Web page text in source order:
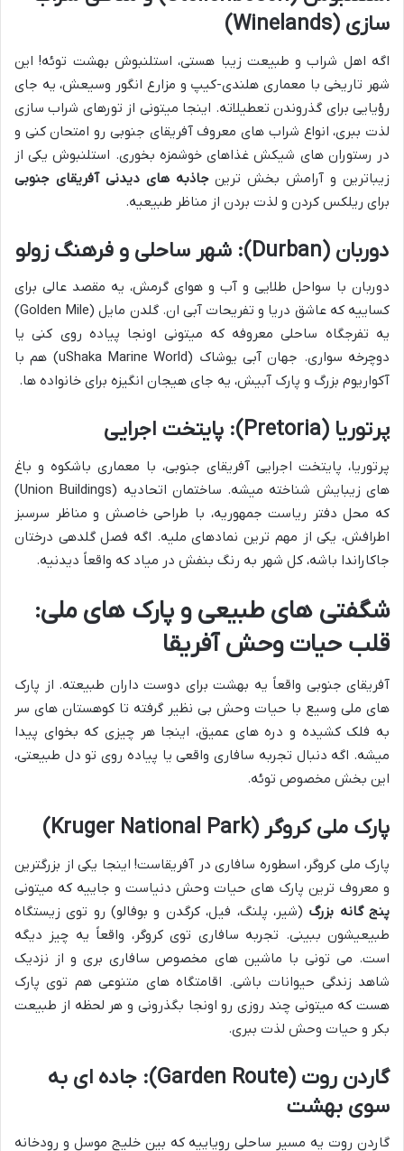
سازی (Winelands)
اگه اهل شراب و طبیعت زیبا هستی، استلنبوش بهشت توئه! این
شهر تاریخی با معماری هلندی-کیپ و مزارع انگور وسیعش، یه جای
رؤیایی برای گذروندن تعطیلاته. اینجا میتونی از تورهای شراب سازی
لذت ببری، انواع شراب های معروف آفریقای جنوبی رو امتحان کنی و
در رستوران های شیکش غذاهای خوشمزه بخوری. استلنبوش یکی از
زیباترین و آرامش بخش ترینجاذبه های دیدنی آفریقای جنوبی
برای ریلکس کردن و لذت بردن از مناظر طبیعیه.
دوربان (Durban): شهر ساحلی و فرهنگ زولو
دوربان با سواحل طلایی و آب و هوای گرمش، یه مقصد عالی برای
کساییه که عاشق دریا و تفریحات آبی ان. گلدن مایل (Golden Mile)
یه تفرجگاه ساحلی معروفه که میتونی اونجا پیاده روی کنی یا
دوچرخه سواری. جهان آبی یوشاک (uShaka Marine World) هم با
آکواریوم بزرگ و پارک آبیش، یه جای هیجان انگیزه برای خانواده ها.
پرتوریا (Pretoria): پایتخت اجرایی
پرتوریا، پایتخت اجرایی آفریقای جنوبی، با معماری باشکوه و باغ
های زیبایش شناخته میشه. ساختمان اتحادیه (Union Buildings)
که محل دفتر ریاست جمهوریه، با طراحی خاصش و مناظر سرسبز
اطرافش، یکی از مهم ترین نمادهای ملیه. اگه فصل گلدهی درختان
جاکاراندا باشه، کل شهر به رنگ بنفش در میاد که واقعاً دیدنیه.
شگفتی های طبیعی و پارک های ملی:
قلب حیات وحش آفریقا
آفریقای جنوبی واقعاً یه بهشت برای دوست داران طبیعته. از پارک
های ملی وسیع با حیات وحش بی نظیر گرفته تا کوهستان های سر
به فلک کشیده و دره های عمیق، اینجا هر چیزی که بخوای پیدا
میشه. اگه دنبال تجربه سافاری واقعی یا پیاده روی تو دل طبیعتی،
این بخش مخصوص توئه.
پارک ملی کروگر (Kruger National Park)
پارک ملی کروگر، اسطوره سافاری در آفریقاست! اینجا یکی از بزرگترین
و معروف ترین پارک های حیات وحش دنیاست و جاییه که میتونی
پنج گانه بزرگ (شیر، پلنگ، فیل، کرگدن و بوفالو) رو توی زیستگاه
طبیعیشون ببینی. تجربه سافاری توی کروگر، واقعاً یه چیز دیگه
است. می تونی با ماشین های مخصوص سافاری بری و از نزدیک
شاهد زندگی حیوانات باشی. اقامتگاه های متنوعی هم توی پارک
هست که میتونی چند روزی رو اونجا بگذرونی و هر لحظه از طبیعت
بکر و حیات وحش لذت ببری.
گاردن روت (Garden Route): جاده ای به
سوی بهشت
گاردن روت یه مسیر ساحلی رویاییه که بین خلیج موسل و رودخانه